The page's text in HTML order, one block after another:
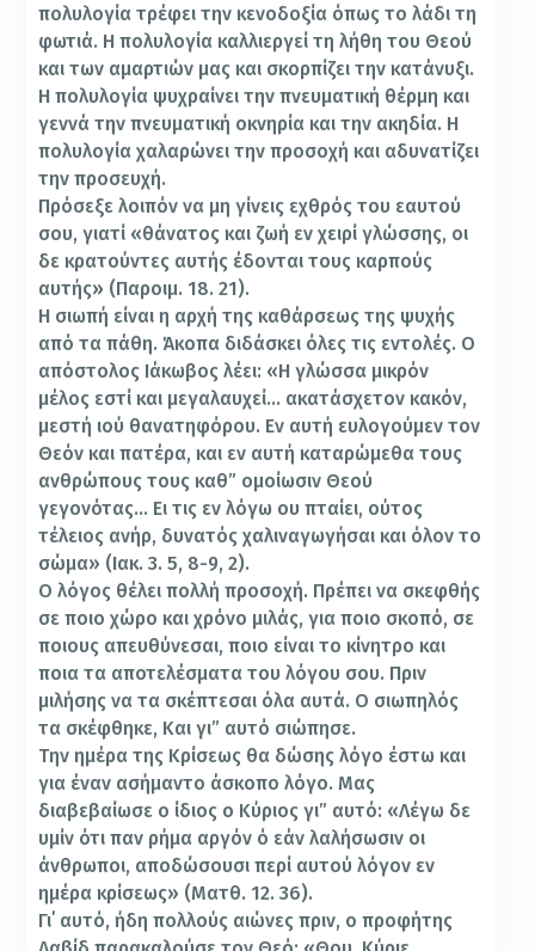
πολυλογία τρέφει την κενοδοξία όπως το λάδι τη
φωτιά. Η πολυλογία καλλιεργεί τη λήθη του Θεού
και των αμαρτιών μας και σκορπίζει την κατάνυξι.
Η πολυλογία ψυχραίνει την πνευματική θέρμη και
γεννά την πνευματική οκνηρία και την ακηδία. Η
πολυλογία χαλαρώνει την προσοχή και αδυνατίζει
την προσευχή.
Πρόσεξε λοιπόν να μη γίνεις εχθρός του εαυτού
σου, γιατί «θάνατος και ζωή εν χειρί γλώσσης, οι
δε κρατούντες αυτής έδονται τους καρπούς
αυτής» (Παροιμ. 18. 21).
Η σιωπή είναι η αρχή της καθάρσεως της ψυχής
από τα πάθη. Άκοπα διδάσκει όλες τις εντολές. Ο
απόστολος Ιάκωβος λέει: «Η γλώσσα μικρόν
μέλος εστί και μεγαλαυχεί… ακατάσχετον κακόν,
μεστή ιού θανατηφόρου. Εν αυτή ευλογούμεν τον
Θεόν και πατέρα, και εν αυτή καταρώμεθα τους
ανθρώπους τους καθ” ομοίωσιν Θεού
γεγονότας… Ει τις εν λόγω ου πταίει, ούτος
τέλειος ανήρ, δυνατός χαλιναγωγήσαι και όλον το
σώμα» (Ιακ. 3. 5, 8-9, 2).
Ο λόγος θέλει πολλή προσοχή. Πρέπει να σκεφθής
σε ποιο χώρο και χρόνο μιλάς, για ποιο σκοπό, σε
ποιους απευθύνεσαι, ποιο είναι το κίνητρο και
ποια τα αποτελέσματα του λόγου σου. Πριν
μιλήσης να τα σκέπτεσαι όλα αυτά. Ο σιωπηλός
τα σκέφθηκε, Και γι” αυτό σιώπησε.
Την ημέρα της Κρίσεως θα δώσης λόγο έστω και
για έναν ασήμαντο άσκοπο λόγο. Μας
διαβεβαίωσε ο ίδιος ο Κύριος γι” αυτό: «Λέγω δε
υμίν ότι παν ρήμα αργόν ό εάν λαλήσωσιν οι
άνθρωποι, αποδώσουσι περί αυτού λόγον εν
ημέρα κρίσεως» (Ματθ. 12. 36).
Γι΄ αυτό, ήδη πολλούς αιώνες πριν, ο προφήτης